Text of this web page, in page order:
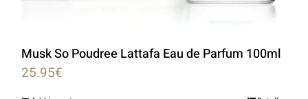
Musk So Poudree Lattafa Eau de Parfum 100ml
25.95€